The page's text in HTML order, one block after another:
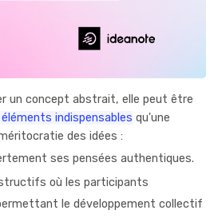
un concept abstrait, elle peut être
indispensables qu'une
des idées :
ses pensées authentiques.
où les participants
le développement collectif